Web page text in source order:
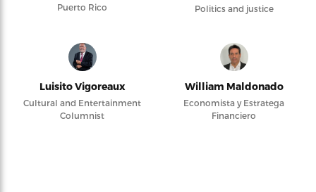
Puerto Rico
Politics and justice
Luisito Vigoreaux
Cultural and Entertainment
Columnist
William Maldonado
Economista y Estratega
Financiero